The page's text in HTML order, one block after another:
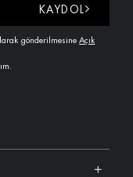
KAYDOL
gönderilmesineAçık